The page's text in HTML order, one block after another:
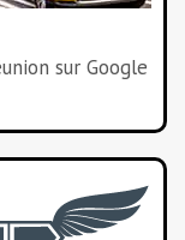
sur Google